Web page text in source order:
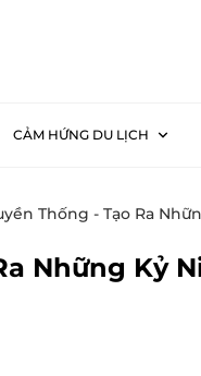
CẢM HỨNG DU LỊCH
Thống - Tạo Ra
Những Kỷ